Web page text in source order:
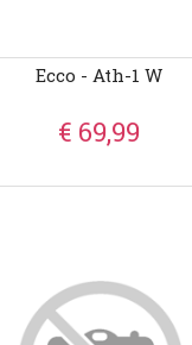
Ecco - Ath-1 W
€ 69,99